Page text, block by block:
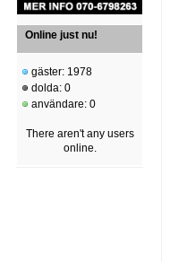
Online just nu!
gäster: 1978
dolda: 0
användare: 0
There aren't any users
online.